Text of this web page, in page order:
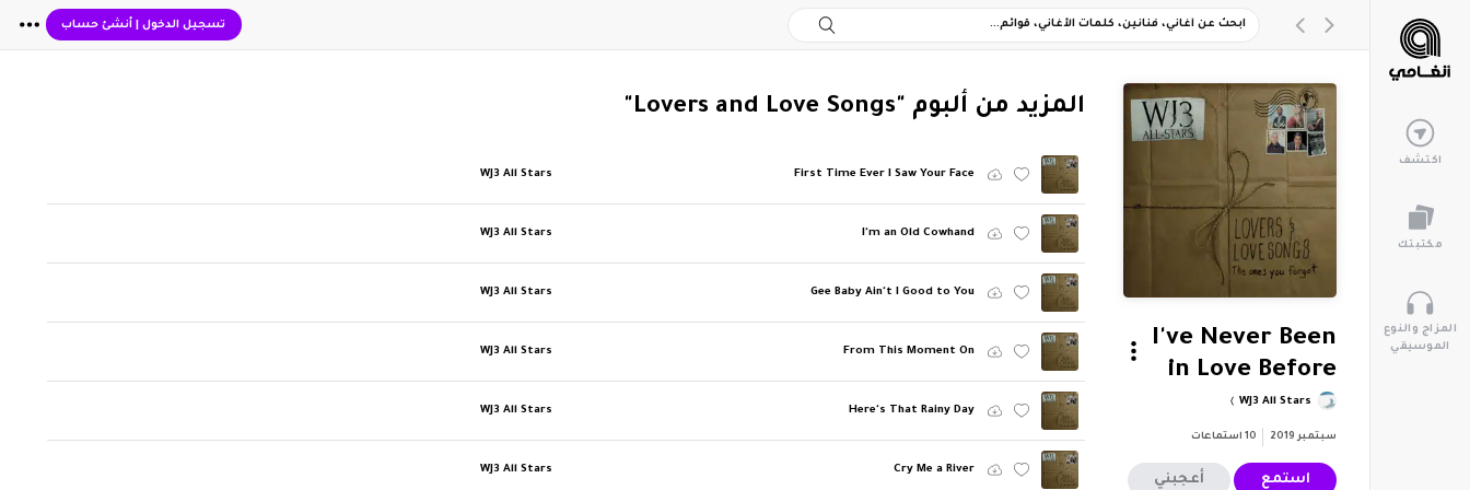
تسجيل الدخول| أنشئ حساب
اكتشف
مكتبتك
المزاج والنوع
الموسيقي
I've Never Been
in Love Before
WJ3 All Stars
سبتمبر 2019 10 استماعات
استمع أعجبني
‏المزيد من ألبوم "Lovers and Love Songs"
First Time Ever I Saw Your Face
WJ3 All Stars
I'm an Old Cowhand
WJ3 All Stars
Gee Baby Ain't I Good to You
WJ3 All Stars
From This Moment On
WJ3 All Stars
Here's That Rainy Day
WJ3 All Stars
Cry Me a River
WJ3 All Stars